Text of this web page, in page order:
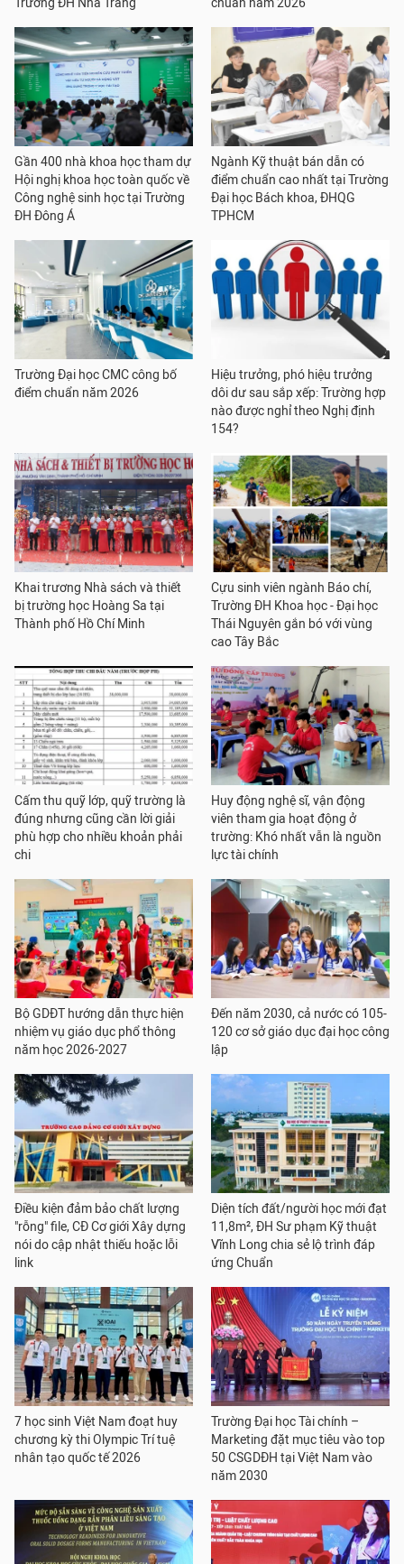
Trường ĐH Nha Trang chuẩn năm 2026
Gần 400 nhà khoa học tham dự
Hội nghị khoa học toàn quốc về
Công nghệ sinh học tại Trường
ĐH Đông Á
Ngành Kỹ thuật bán dẫn có
điểm chuẩn cao nhất tại Trường
Đại học Bách khoa, ĐHQG
TPHCM
Trường Đại học CMC công bố
điểm chuẩn năm 2026
Hiệu trưởng, phó hiệu trưởng
dôi dư sau sắp xếp: Trường hợp
nào được nghỉ theo Nghị định
154?
Khai trương Nhà sách và thiết
bị trường học Hoàng Sa tại
Thành phố Hồ Chí Minh
Cựu sinh viên ngành Báo chí,
Trường ĐH Khoa học - Đại học
Thái Nguyên gắn bó với vùng
cao Tây Bắc
Cấm thu quỹ lớp, quỹ trường là
đúng nhưng cũng cần lời giải
phù hợp cho nhiều khoản phải
chi
Huy động nghệ sĩ, vận động
viên tham gia hoạt động ở
trường: Khó nhất vẫn là nguồn
lực tài chính
Bộ GDĐT hướng dẫn thực hiện
nhiệm vụ giáo dục phổ thông
năm học 2026-2027
Đến năm 2030, cả nước có 105-
120 cơ sở giáo dục đại học công
lập
Điều kiện đảm bảo chất lượng
"rỗng" file, CĐ Cơ giới Xây dựng
nói do cập nhật thiếu hoặc lỗi
link
Diện tích đất/người học mới đạt
11,8m², ĐH Sư phạm Kỹ thuật
Vĩnh Long chia sẻ lộ trình đáp
ứng Chuẩn
7 học sinh Việt Nam đoạt huy
chương kỳ thi Olympic Trí tuệ
nhân tạo quốc tế 2026
Trường Đại học Tài chính –
Marketing đặt mục tiêu vào top
50 CSGDĐH tại Việt Nam vào
năm 2030